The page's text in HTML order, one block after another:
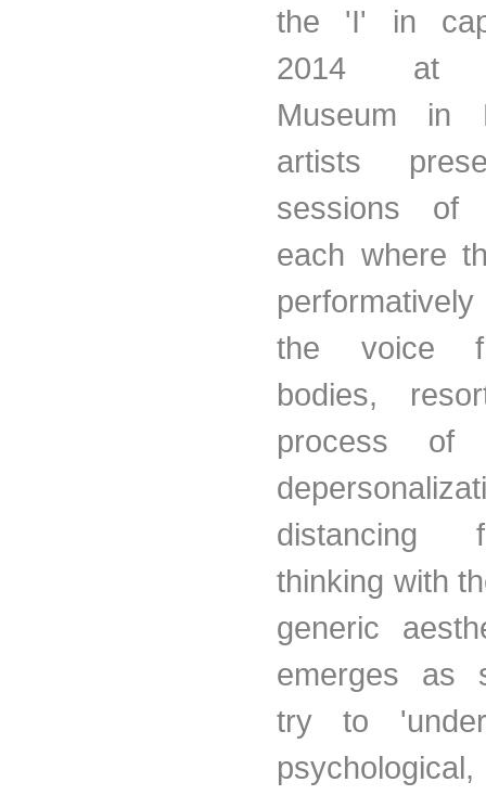
the 'I' in
2014 at
Museum in
artists
sessions of
each where
the voice
bodies,
process of
distancing
thinking with
generic
emerges as
try to
psychological,